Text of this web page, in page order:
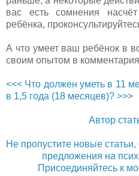
вас есть сомнения
ребёнка,
А что умеет ваш ребёнок в
своим опытом в
<<< Что должен уметь в 11
в 1,5 года (18 месяцев)? >>>
Автор
Не пропустите новые
предложения на
Присоединяйтесь к